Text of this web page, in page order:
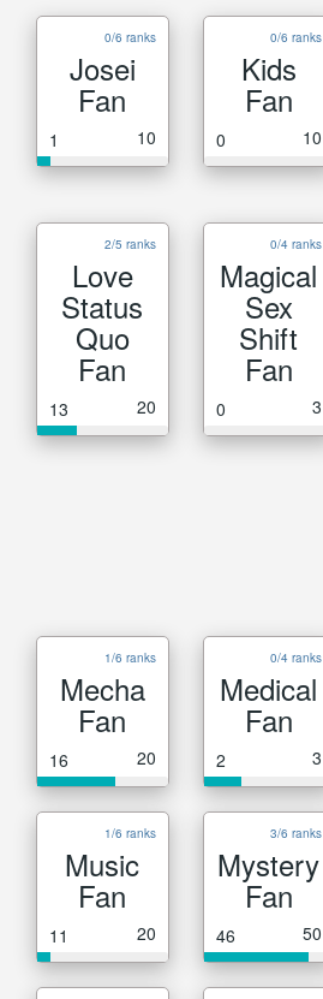
0/6 ranks
Josei
Fan
1 10
0/6 ranks
Kids
Fan
0 10
2/5 ranks
Love
Status
Quo
Fan
13 20
0/4 ranks
Magical
Sex
Shift
Fan
0 3
1/6 ranks
Mecha
Fan
16 20
0/4 ranks
Medical
Fan
2 3
1/6 ranks
Music
Fan
11 20
3/6 ranks
Mystery
Fan
46 50